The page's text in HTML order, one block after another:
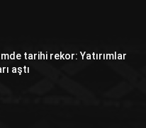
tarihi rekor: Yatırımlar
aştı